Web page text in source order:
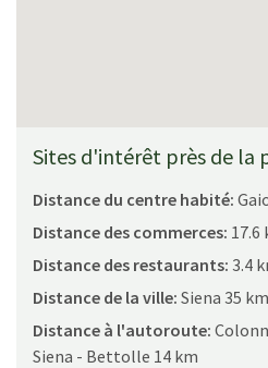
salon avec coin cuisine donnant
Numéro de licence ou
Sites d'intérêt près de la
Distance du centre habité:
Distance des commerces: 17.6
Distance des restaurants: 3.4
Distance de la ville: Siena 35 km
Distance à l'autoroute:
Siena - Bettolle 14 km